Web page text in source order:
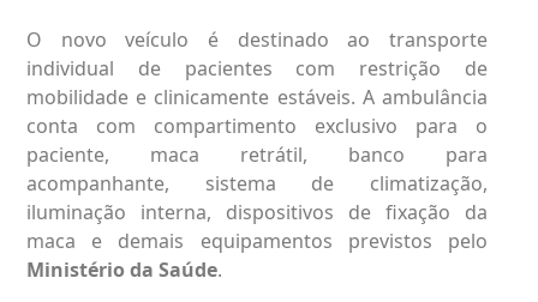
O novo veículo é destinado ao transporte
individual de pacientes com restrição de
mobilidade e clinicamente estáveis. A ambulância
conta com compartimento exclusivo para o
paciente, maca retrátil, banco para
acompanhante, sistema de climatização,
iluminação interna, dispositivos de fixação da
maca e demais equipamentos previstos pelo
Ministério da Saúde.